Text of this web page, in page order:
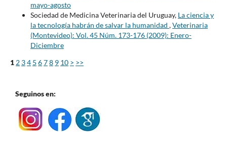
mayo-agosto
Sociedad de Medicina Veterinaria del Uruguay, La ciencia y
la tecnología habrán de salvar la humanidad ,Veterinaria
(Montevideo): Vol. 45 Núm. 173-176 (2009): Enero-
Diciembre
1 2 34 5 678 9 10 > >>
Seguinos en: